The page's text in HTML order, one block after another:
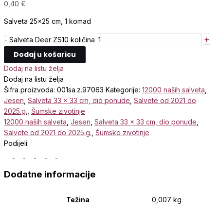
0,40 €
Salveta 25×25 cm, 1 komad
- Salveta Deer ZS10 količina +
Dodaj u košaricu
Dodaj na listu želja
Dodaj na listu želja
Šifra proizvoda: 001sa.z.97063 Kategorije: 12000 naših salveta
Jesen Salveta 33 x 33 cm, dio ponude Salvete od 2021 do
2025.g. Šumske zivotinje
12000 naših salveta Jesen Salveta 33 x 33 cm, dio ponude
Salvete od 2021 do 2025.g. Šumske zivotinje
Podijeli:
Dodatne informacije
Težina 0,007 kg